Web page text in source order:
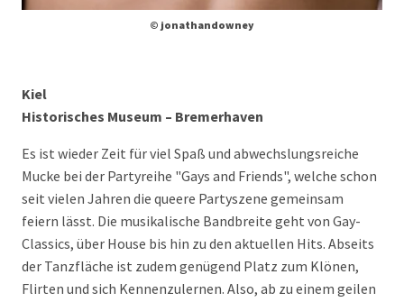
© jonathandowney
Kiel
Historisches Museum – Bremerhaven
Es ist wieder Zeit für viel Spaß und abwechslungsreiche
Mucke bei der Partyreihe "Gays and Friends", welche schon
seit vielen Jahren die queere Partyszene gemeinsam
feiern lässt. Die musikalische Bandbreite geht von Gay-
Classics, über House bis hin zu den aktuellen Hits. Abseits
der Tanzfläche ist zudem genügend Platz zum Klönen,
Flirten und sich Kennenzulernen. Also, ab zu einem geilen